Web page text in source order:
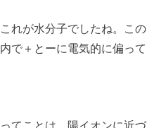
これが水分子でしたね。こ
内で＋とーに電気的に偏って
ってことは、陽イオンに近